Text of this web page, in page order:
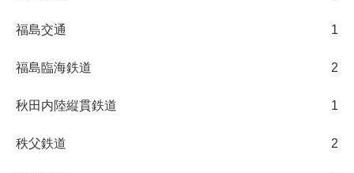
福島交通 1
福島臨海鉄道 2
秋田内陸縦貫鉄道 1
秩父鉄道 2